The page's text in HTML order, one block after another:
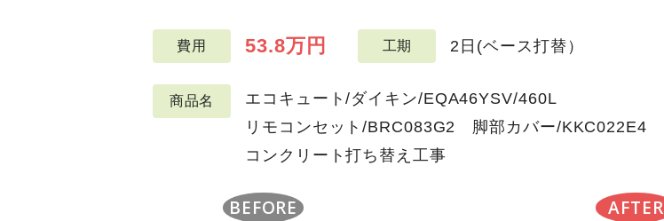
費用 53.8万円 工期 2日(ベース打替）
商品名
エコキュート/ダイキン/EQA46YSV/460L
リモコンセット/BRC083G2 脚部カバー/KKC022E4
コンクリート打ち替え工事
BEFORE AFTER